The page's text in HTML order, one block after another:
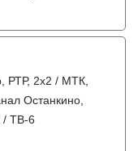
РТР, 2х2 / МТК,
Останкино,
/ ТВ-6